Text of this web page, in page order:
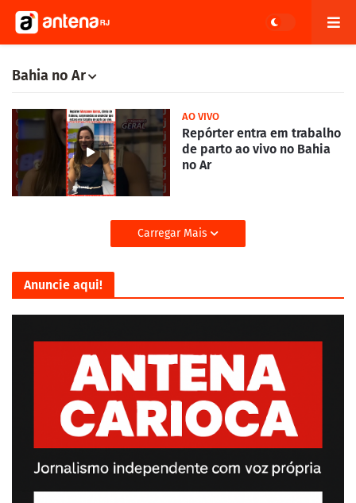
Bahia no Ar
AO VIVO
Repórter entra em trabalho
de parto ao vivo no Bahia
no Ar
Carregar Mais
Anuncie aqui!